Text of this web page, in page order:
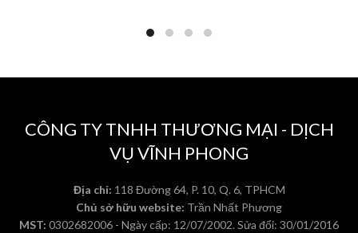
CÔNG TY TNHH THƯƠNG MẠI - DỊCH
VỤ VĨNH PHONG
Địa chỉ: 118 Đường 64, P. 10, Q. 6, TPHCM
Chủ sở hữu website: Trần Nhất Phương
MST: 0302682006 - Ngày cấp: 12/07/2002. Sửa đổi: 30/01/2016